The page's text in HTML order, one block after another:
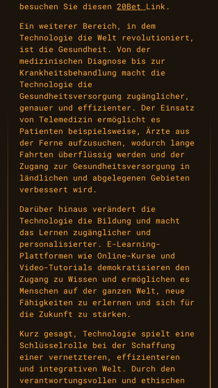
besuchen Sie diesen 20Bet Link.
Ein weiterer Bereich, in dem
Technologie die Welt revolutioniert,
ist die Gesundheit. Von der
medizinischen Diagnose bis zur
Krankheitsbehandlung macht die
Technologie die
Gesundheitsversorgung zugänglicher,
genauer und effizienter. Der Einsatz
von Telemedizin ermöglicht es
Patienten beispielsweise, Ärzte aus
der Ferne aufzusuchen, wodurch lange
Fahrten überflüssig werden und der
Zugang zur Gesundheitsversorgung in
ländlichen und abgelegenen Gebieten
verbessert wird.
Darüber hinaus verändert die
Technologie die Bildung und macht
das Lernen zugänglicher und
personalisierter. E-Learning-
Plattformen wie Online-Kurse und
Video-Tutorials demokratisieren den
Zugang zu Wissen und ermöglichen es
Menschen auf der ganzen Welt, neue
Fähigkeiten zu erlernen und sich für
die Zukunft zu stärken.
Kurz gesagt, Technologie spielt eine
Schlüsselrolle bei der Schaffung
einer vernetzteren, effizienteren
und integrativen Welt. Durch den
verantwortungsvollen und ethischen